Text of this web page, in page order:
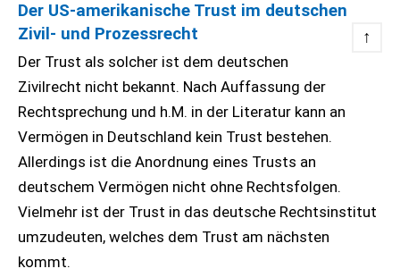
Der US-amerikanische Trust im deutschen
Zivil- und Prozessrecht
↑
Der Trust als solcher ist dem deutschen
Zivilrecht nicht bekannt. Nach Auffassung der
Rechtsprechung und h.M. in der Literatur kann an
Vermögen in Deutschland kein Trust bestehen.
Allerdings ist die Anordnung eines Trusts an
deutschem Vermögen nicht ohne Rechtsfolgen.
Vielmehr ist der Trust in das deutsche Rechtsinstitut
umzudeuten, welches dem Trust am nächsten
kommt.